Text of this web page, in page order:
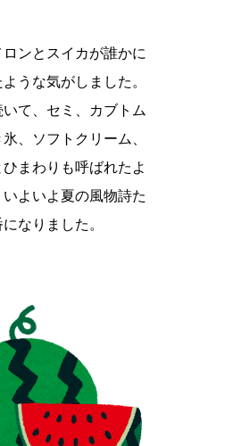
ロンとスイカが誰かに
うな気がしました。
いて、セミ、カブトム
、ソフトクリーム、
ひまわりも呼ばれたよ
いよいよ夏の風物詩た
なりました。